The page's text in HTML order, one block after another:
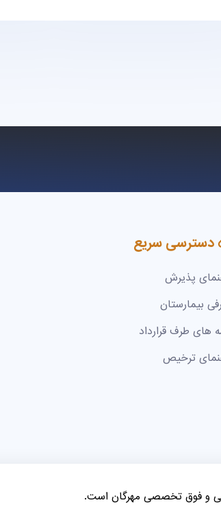
دسترسی سریع
پذیرش
بیمارستان
های طرف قرارداد
ترخیص
و فوق تخصصی مهرگان است.